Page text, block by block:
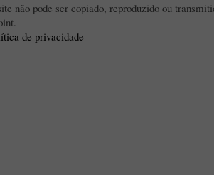
não pode ser copiado, reproduzido ou
de privacidade